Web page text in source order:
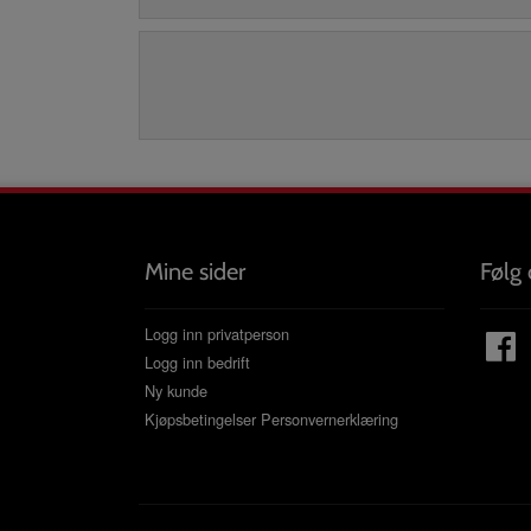
Mine sider
Logg inn privatperson
Logg inn bedrift
Ny kunde
Kjøpsbetingelser Personvernerklæring
Følg